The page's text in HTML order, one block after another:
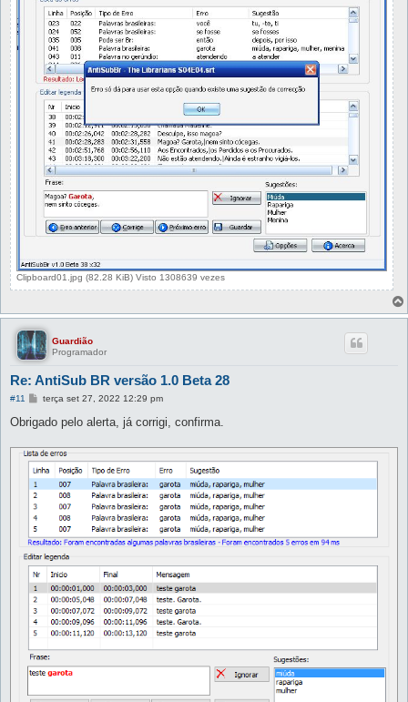
Clipboard01.jpg (82.28 KiB) Visto 1308639 vezes
Guardião
Programador
Re: AntiSub BR versão 1.0 Beta 28
#11
M
n
g
e
m
terça set 27, 2022 12:29 pm
Obrigado pelo alerta, já corrigi, confirma.